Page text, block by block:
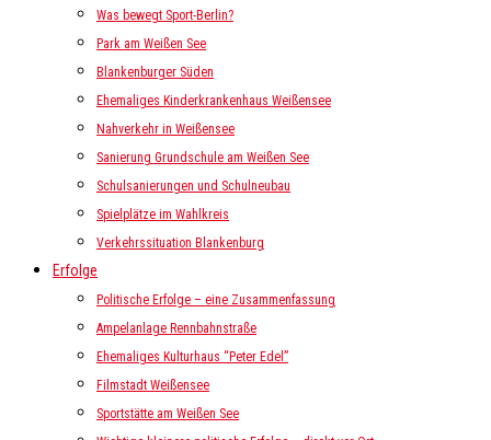
Was bewegt Sport-Berlin?
Park am Weißen See
Blankenburger Süden
Ehemaliges Kinderkrankenhaus Weißensee
Nahverkehr in Weißensee
Sanierung Grundschule am Weißen See
Schulsanierungen und Schulneubau
Spielplätze im Wahlkreis
Verkehrssituation Blankenburg
Erfolge
Politische Erfolge – eine Zusammenfassung
Ampelanlage Rennbahnstraße
Ehemaliges Kulturhaus “Peter Edel”
Filmstadt Weißensee
Sportstätte am Weißen See